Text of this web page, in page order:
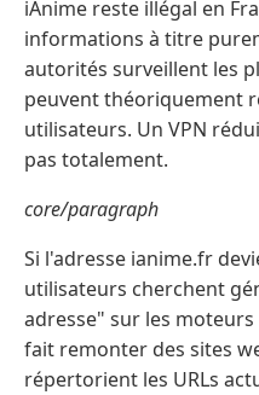
iAnime reste illégal en
informations à titre
autorités surveillent les
peuvent théoriquement
utilisateurs. Un VPN
pas totalement.
core/paragraph
Si l'adresse ianime.fr
utilisateurs cherchent
adresse" sur les
fait remonter des sites
répertorient les URLs